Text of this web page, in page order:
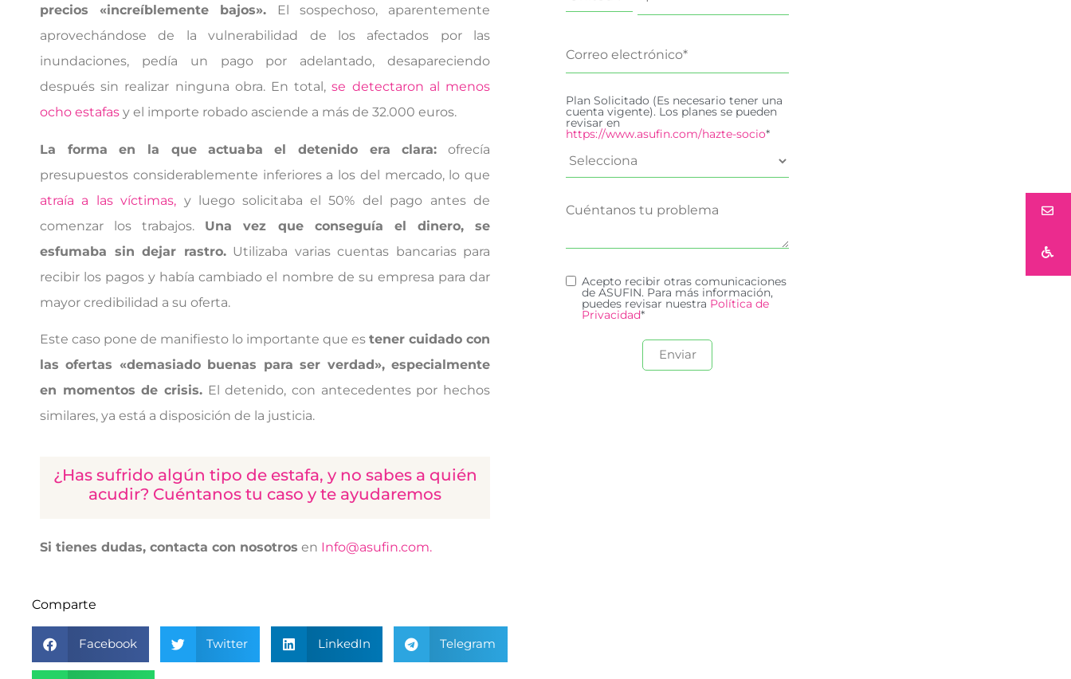
precios «increíblemente bajos». El sospechoso, aparentemente
aprovechándose de la vulnerabilidad de los afectados por las
inundaciones, pedía un pago por adelantado, desapareciendo
después sin realizar ninguna obra. En total,se detectaron al menos
ocho estafas y el importe robado asciende a más de 32.000 euros.
La forma en la que actuaba el detenido era clara: ofrecía
presupuestos considerablemente inferiores a los del mercado, lo que
atraía a las víctimas, y luego solicitaba el 50% del pago antes de
comenzar los trabajos. Una vez que conseguía el dinero, se
esfumaba sin dejar rastro.Utilizaba varias cuentas bancarias para
recibir los pagos y había cambiado el nombre de su empresa para dar
mayor credibilidad a su oferta.
Este caso pone de manifiesto lo importante que es tener cuidado con
las ofertas «demasiado buenas para ser verdad», especialmente
en momentos de crisis. El detenido, con antecedentes por hechos
similares, ya está a disposición de la justicia.
¿Has sufrido algún tipo de estafa, y no sabes a quién
acudir? Cuéntanos tu caso y te ayudaremos
Si tienes dudas, contacta con nosotros en Info@asufin.com.
Comparte
Facebook Twitter LinkedIn Telegram
Plan Solicitado (Es necesario tener una
cuenta vigente). Los planes se pueden
revisar en
https://www.asufin.com/hazte-socio*
Acepto recibir otras comunicaciones
de ASUFIN. Para más información,
puedes revisar nuestra Política de
Privacidad*